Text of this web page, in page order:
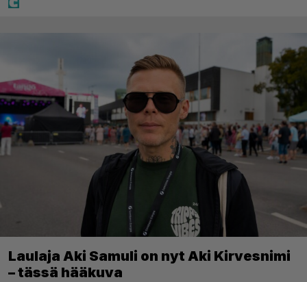
Laulaja Aki Samuli on nyt Aki Kirvesnimi
– tässä hääkuva